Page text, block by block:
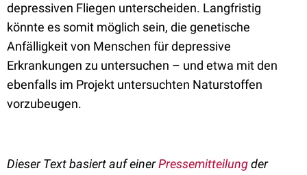
depressiven Fliegen unterscheiden. Langfristig
könnte es somit möglich sein, die genetische
Anfälligkeit von Menschen für depressive
Erkrankungen zu untersuchen – und etwa mit den
ebenfalls im Projekt untersuchten Naturstoffen
vorzubeugen.
Dieser Text basiert auf einerPressemitteilungder